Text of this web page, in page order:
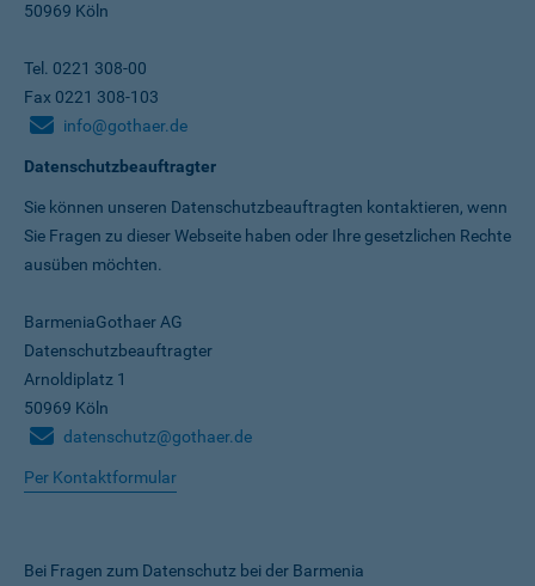
50969 Köln
Tel. 0221 308-00
Fax 0221 308-103
info@gothaer.de
Datenschutzbeauftragter
Sie können unseren Datenschutz­beauftragten kontaktieren, wenn
Sie Fragen zu dieser Webseite haben oder Ihre gesetzlichen Rechte
ausüben möchten.
BarmeniaGothaer AG
Datenschutzbeauftragter
Arnoldiplatz 1
50969 Köln
datenschutz@gothaer.de
Per Kontaktformular
Bei Fragen zum Datenschutz bei der Barmenia